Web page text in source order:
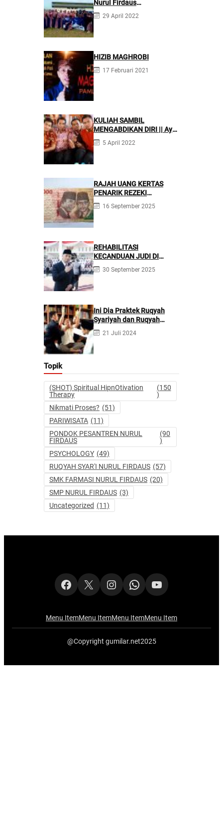
Nurul Firdaus
Mengarahkan Siswanya
agar Menjadi Asisten
29 April 2022
HIZIB MAGHROBI
17 Februari 2021
KULIAH SAMBIL
MENGABDIKAN DIRI || Ayo
Mondok di Pesantren
Nurul Firdaus
5 April 2022
RAJAH UANG KERTAS
PENARIK REZEKI
BERLIMPAH
16 September 2025
REHABILITASI
KECANDUAN JUDI DI
PONPES NURUL FIRDAUS ||
Kecanduan Judi
30 September 2025
Ini Dia Praktek Ruqyah
Syariyah dan Ruqyah
Syetan Menurut Dr Gumilar
21 Juli 2024
Topik
(SHOT) Spiritual HipnOtivation
Therapy
(150
)
Nikmati Proses? (51)
PARIWISATA (11)
PONDOK PESANTREN NURUL
FIRDAUS
(90
)
PSYCHOLOGY (49)
RUQYAH SYAR'I NURUL FIRDAUS (57)
SMK FARMASI NURUL FIRDAUS (20)
SMP NURUL FIRDAUS (3)
Uncategorized (11)
Facebook
X Instagram
WhatsApp
YouTube
Menu ItemMenu ItemMenu ItemMenu Item
@Copyright gumilar.net2025